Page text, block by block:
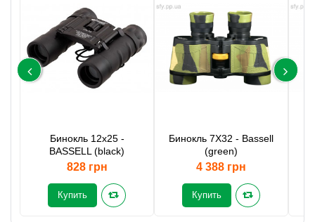
Бинокль 12x25 -
BASSELL (black)
828 грн
Купить
Бинокль 7X32 - Bassell
(green)
4 388 грн
Купить